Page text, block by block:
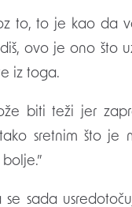
to, to je kao da
ovo je ono što
iz toga.
biti teži jer
sretnim što
sada